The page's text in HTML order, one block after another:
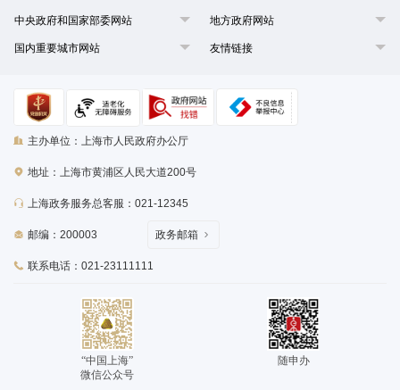
中央政府和国家部委网站 地方政府网站
国内重要城市网站 友情链接
主办单位：上海市人民政府办公厅
地址：上海市黄浦区人民大道200号
上海政务服务总客服：021-12345
邮编：200003
联系电话：021-23111111
政务邮箱
“中国上海”
微信公众号
随申办